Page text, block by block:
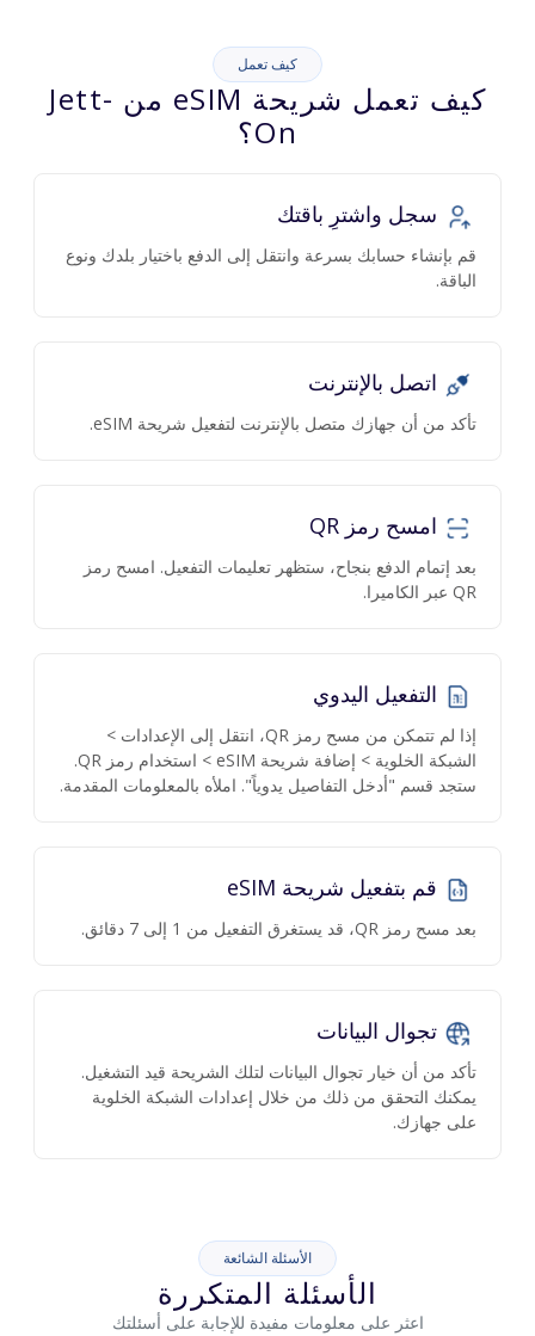
كيف تعمل
كيف تعمل شريحة eSIM من Jett-
On؟
سجل واشترِ باقتك
قم بإنشاء حسابك بسرعة وانتقل إلى الدفع باختيار بلدك ونوع
الباقة.
اتصل بالإنترنت
تأكد من أن جهازك متصل بالإنترنت لتفعيل شريحة eSIM.
امسح رمز QR
بعد إتمام الدفع بنجاح، ستظهر تعليمات التفعيل. امسح رمز
QR عبر الكاميرا.
التفعيل اليدوي
إذا لم تتمكن من مسح رمز QR، انتقل إلى الإعدادات >
الشبكة الخلوية > إضافة شريحة eSIM > استخدام رمز QR.
ستجد قسم "أدخل التفاصيل يدوياً". املأه بالمعلومات المقدمة.
قم بتفعيل شريحة eSIM
بعد مسح رمز QR، قد يستغرق التفعيل من 1 إلى 7 دقائق.
تجوال البيانات
تأكد من أن خيار تجوال البيانات لتلك الشريحة قيد التشغيل.
يمكنك التحقق من ذلك من خلال إعدادات الشبكة الخلوية
على جهازك.
الأسئلة الشائعة
الأسئلة المتكررة
اعثر على معلومات مفيدة للإجابة على أسئلتك